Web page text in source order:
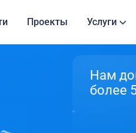
Проекты Услуги
Нам
более